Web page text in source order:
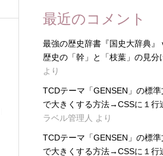
最近のコメント
最強の歴史辞書『国史大辞典』
歴史の「幹」と「枝葉」の見分
より
TCDテーマ「GENSEN」の標
で大きくする方法→CSSに１行
ラベル管理人 より
TCDテーマ「GENSEN」の標
で大きくする方法→CSSに１行